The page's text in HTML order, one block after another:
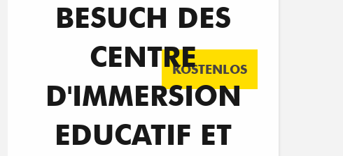
KOSTENLOS
BESUCH DES
CENTRE
D'IMMERSION
EDUCATIF ET